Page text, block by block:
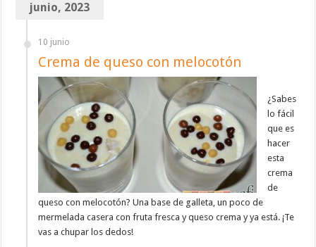
junio, 2023
10 junio
Crema de queso con melocotón
¿Sabes
lo fácil
que es
hacer
esta
crema
de
queso con melocotón? Una base de galleta, un poco de
mermelada casera con fruta fresca y queso crema y ya está. ¡Te
vas a chupar los dedos!